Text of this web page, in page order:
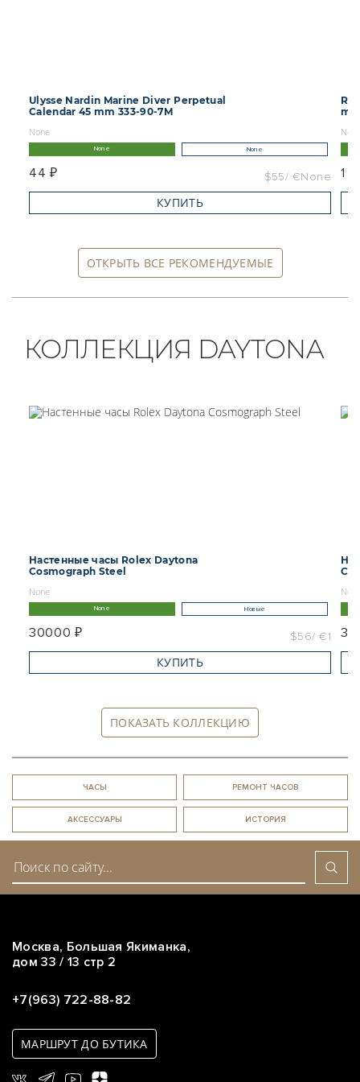
Ulysse Nardin Marine Diver Perpetual
Calendar 45 mm 333-90-7M
None
None None
44 ₽ $55 €None
КУПИТЬ
1 ₽
ОТКРЫТЬ ВСЕ РЕКОМЕНДУЕМЫЕ
КОЛЛЕКЦИЯ DAYTONA
Настенные часы Rolex Daytona
Cosmograph Steel
None
None Новые
30000 ₽ $56 €1
КУПИТЬ
ПОКАЗАТЬ КОЛЛЕКЦИЮ
ЧАСЫ РЕМОНТ ЧАСОВ
АКСЕССУАРЫ ИСТОРИЯ
Москва, Большая Якиманка,
дом 33 / 13 стр 2
+7(963) 722-88-82
МАРШРУТ ДО БУТИКА